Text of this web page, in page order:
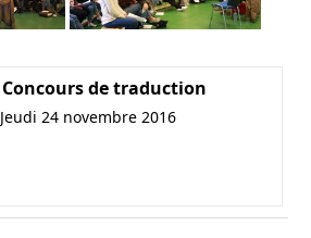
Concours de traduction
Jeudi 24 novembre 2016